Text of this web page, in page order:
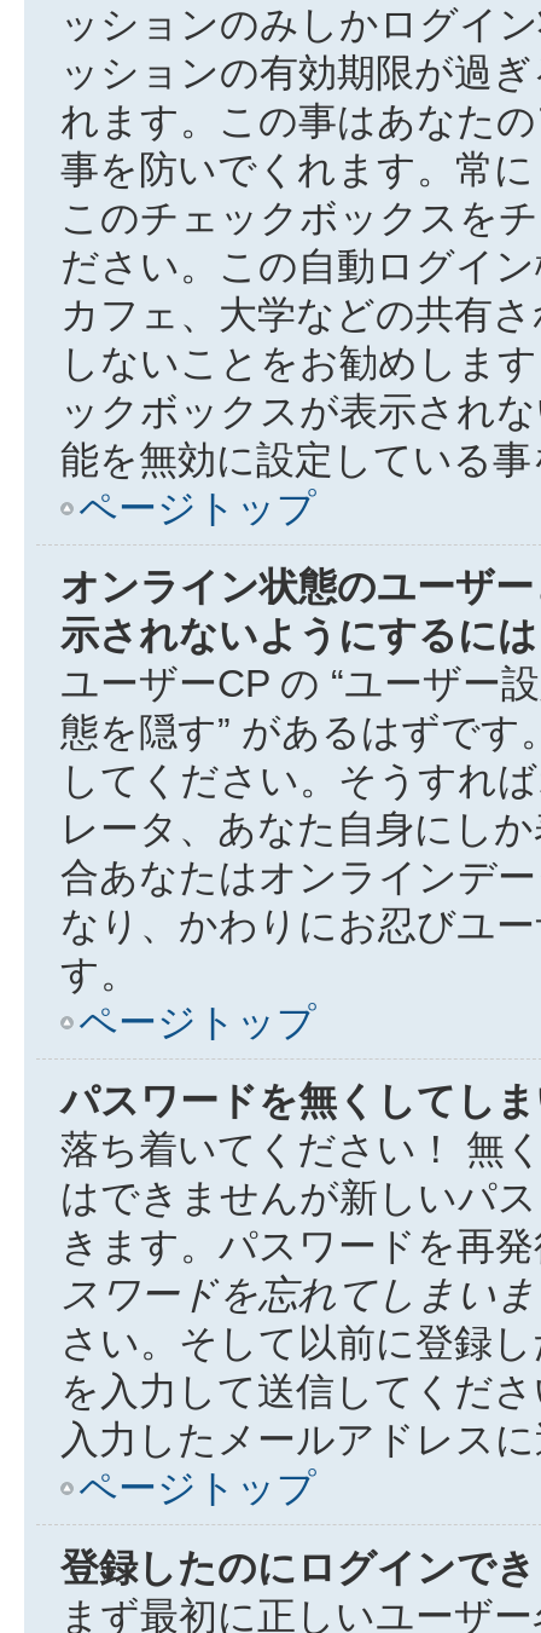
ッションのみしかログイ
ッションの有効期限が過
れます。この事はあなた
事を防いでくれます。常
このチェックボックスを
ださい。この自動ログイ
カフェ、大学などの共有
しないことをお勧めしま
ックボックスが表示され
能を無効に設定している
ページトップ
オンライン状態のユーザ
示されないようにするに
ユーザーCP の “ユーザー
態を隠す” があるはずです
してください。そうすれ
レータ、あなた自身にし
合あなたはオンラインデ
なり、かわりにお忍びユ
す。
ページトップ
パスワードを無くしてし
落ち着いてください！ 無
はできませんが新しいパ
きます。パスワードを再
スワードを忘れてしまい
さい。そして以前に登録
を入力して送信してくだ
入力したメールアドレス
ページトップ
登録したのにログインで
まず最初に正しいユーザ